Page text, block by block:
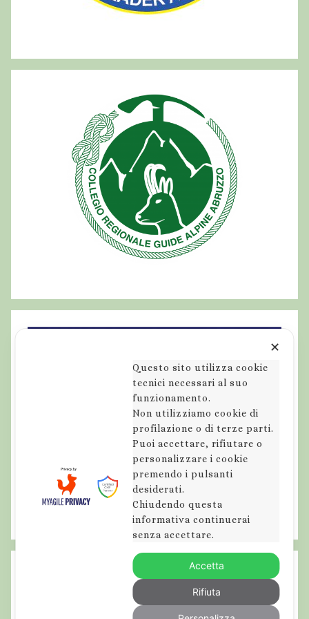
✕
Questo sito utilizza cookie
tecnici necessari al suo
funzionamento.
Non utilizziamo cookie di
profilazione o di terze parti.
Puoi accettare, rifiutare o
personalizzare i cookie
premendo i pulsanti
desiderati.
Chiudendo questa
informativa continuerai
senza accettare.
Accetta
Rifiuta